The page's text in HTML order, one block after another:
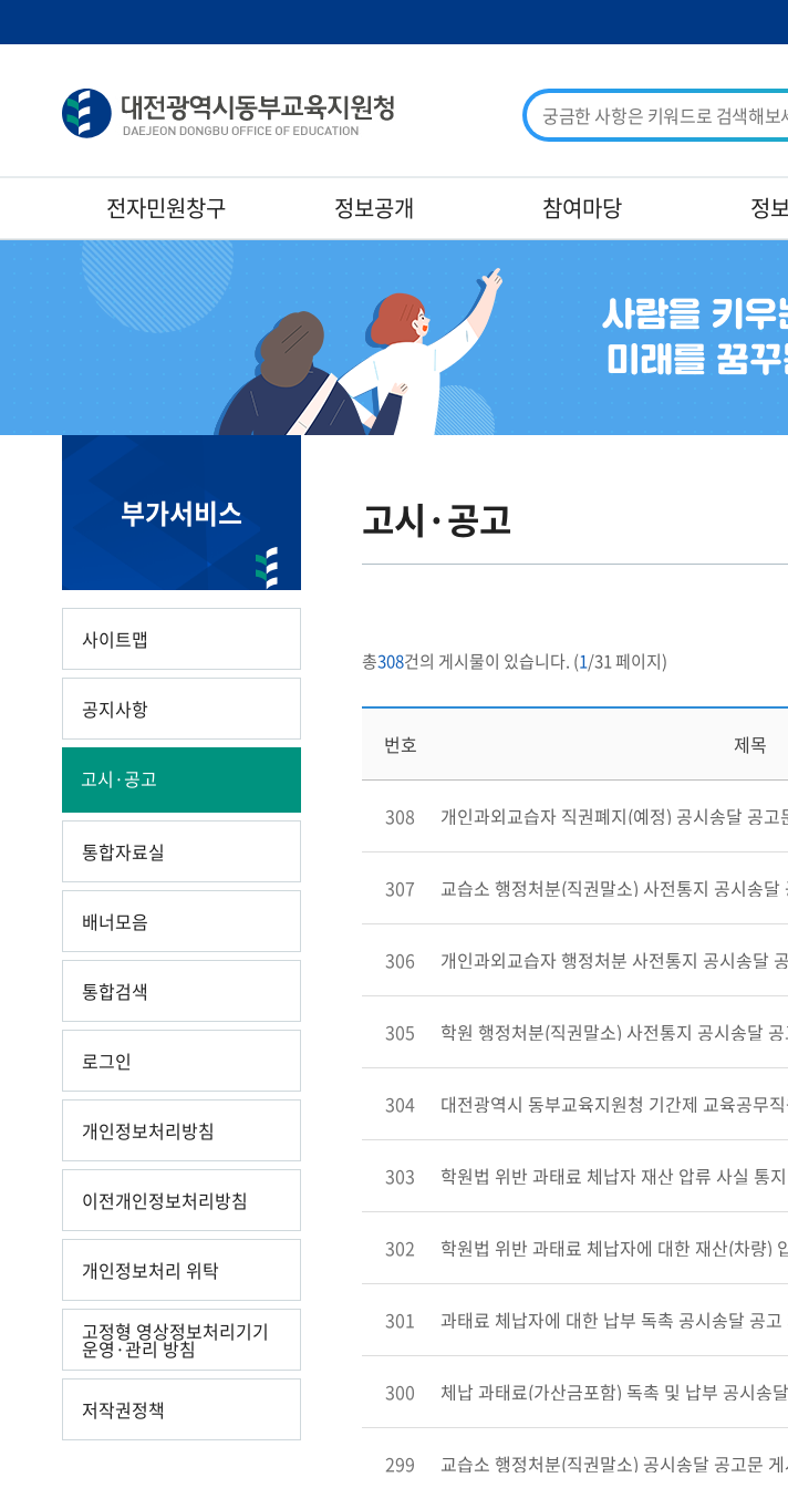
검
색
어
입
전자민원창구 정보공개 참여마당 정
부가서비스
사이트맵
공지사항
고시·공고
통합자료실
배너모음
통합검색
로그인
개인정보처리방침
이전개인정보처리방침
개인정보처리 위탁
고정형 영상정보처리기기
운영·관리 방침
저작권정책
고시·공고
총308건의 게시물이 있습니다. (1/31 페이지)
번호 제목
308 개인과외교습자 직권폐지(예정) 공시송달 공고
307 교습소 행정처분(직권말소) 사전통지 공시송
306 개인과외교습자 행정처분 사전통지 공시송달
305 학원 행정처분(직권말소) 사전통지 공시송달
304 대전광역시 동부교육지원청 기간제 교육공무
303 학원법 위반 과태료 체납자 재산 압류 사실 통
302 학원법 위반 과태료 체납자에 대한 재산(차량)
301 과태료 체납자에 대한 납부 독촉 공시송달 공
300 체납 과태료(가산금포함) 독촉 및 납부 공시송
299 교습소 행정처분(직권말소) 공시송달 공고문